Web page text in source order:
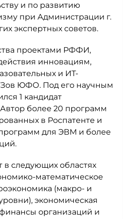
и по развитию
при Администрации г.
экспертных советов.
проектами РФФИ,
инновациям,
и ИТ-
ЮФО. Под его научным
1 кандидат
более 20 программ
в Роспатенте и
для ЭВМ и более
следующих областях
математическое
(макро- и
экономическая
организаций и